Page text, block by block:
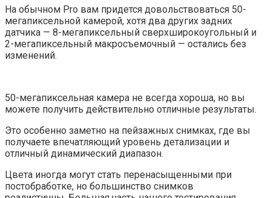
На обычном Pro вам придется довольствоваться 50-
мегапиксельной камерой, хотя два других задних
датчика — 8-мегапиксельный сверхширокоугольный и
2-мегапиксельный макросъемочный — остались без
изменений.
50-мегапиксельная камера не всегда хороша, но вы
можете получить действительно отличные результаты.
Это особенно заметно на пейзажных снимках, где вы
получаете впечатляющий уровень детализации и
отличный динамический диапазон.
Цвета иногда могут стать перенасыщенными при
постобработке, но большинство снимков